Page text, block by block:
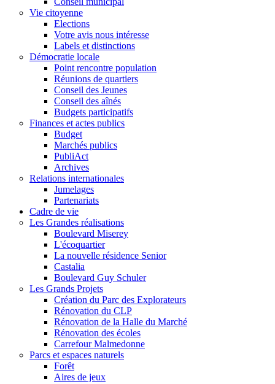
Vie citoyenne
Elections
Votre avis nous intéresse
Labels et distinctions
Démocratie locale
Point rencontre population
Réunions de quartiers
Conseil des Jeunes
Conseil des aînés
Budgets participatifs
Finances et actes publics
Budget
Marchés publics
PubliAct
Archives
Relations internationales
Jumelages
Partenariats
Cadre de vie
Les Grandes réalisations
Boulevard Miserey
L'écoquartier
La nouvelle résidence Senior
Castalia
Boulevard Guy Schuler
Les Grands Projets
Création du Parc des Explorateurs
Rénovation du CLP
Rénovation de la Halle du Marché
Rénovation des écoles
Carrefour Malmedonne
Parcs et espaces naturels
Forêt
Aires de jeux